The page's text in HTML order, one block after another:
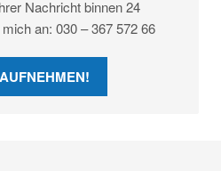
Nachricht binnen 24
an: 030 – 367 572 66